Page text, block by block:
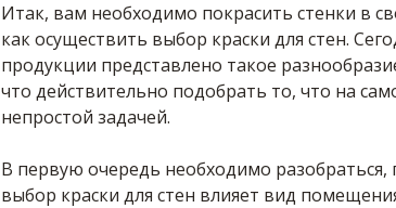
Итак, вам необходимо покрасить стенки в
как осуществить выбор краски для стен.
продукции представлено такое
что действительно подобрать то, что на
непростой задачей.
В первую очередь необходимо разобраться,
выбор краски для стен влияет вид